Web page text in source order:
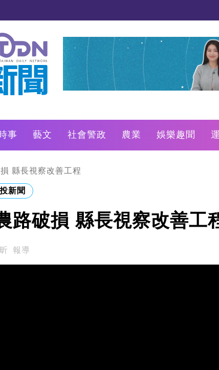
事 藝文 社會警政 農業 娛樂趣聞
門
縣長視察改善工程
新聞
路破損 縣長視察改善工
報導